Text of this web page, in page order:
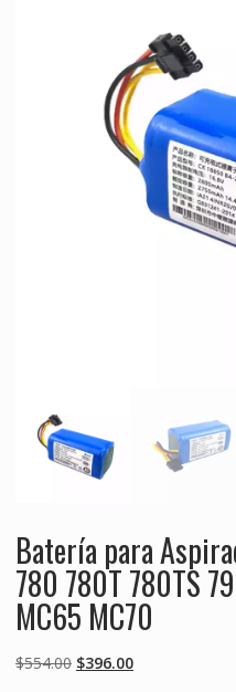
Batería para
780 780T 780TS
MC65 MC70
$554.00 Original
$396.00Current